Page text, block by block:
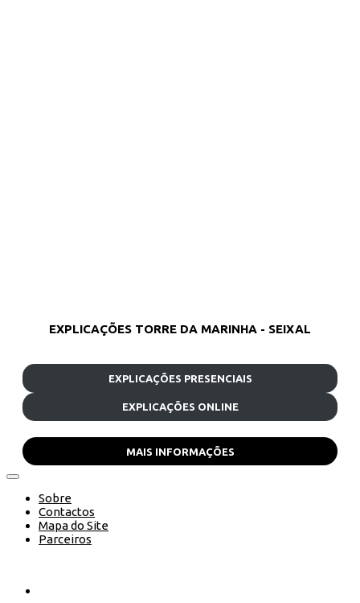
EXPLICAÇÕES TORRE DA MARINHA - SEIXAL
EXPLICAÇÕES PRESENCIAIS
EXPLICAÇÕES ONLINE
MAIS INFORMAÇÕES
Sobre
Contactos
Mapa do Site
Parceiros